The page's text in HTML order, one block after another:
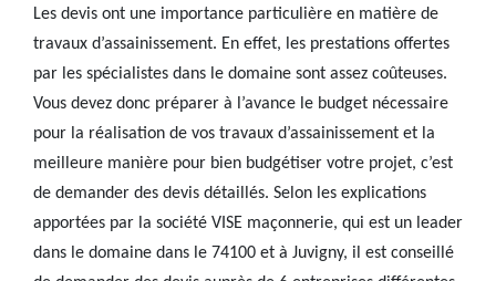
Les devis ont une importance particulière en matière de
travaux d’assainissement. En effet, les prestations offertes
par les spécialistes dans le domaine sont assez coûteuses.
Vous devez donc préparer à l’avance le budget nécessaire
pour la réalisation de vos travaux d’assainissement et la
meilleure manière pour bien budgétiser votre projet, c’est
de demander des devis détaillés. Selon les explications
apportées par la société VISE maçonnerie, qui est un leader
dans le domaine dans le 74100 et à Juvigny, il est conseillé